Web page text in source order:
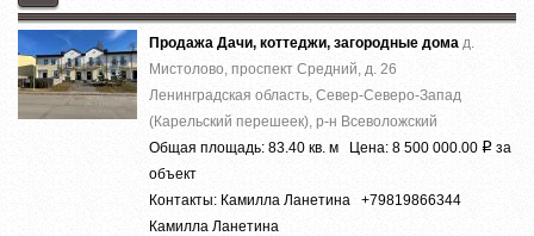
Продажа Дачи, коттеджи, загородные дома д.
Мистолово, проспект Средний, д. 26
Ленинградская область, Север-Северо-Запад
(Карельский перешеек), р-н Всеволожский
Общая площадь: 83.40 кв. м Цена: 8 500 000.00 Р за
объект
Контакты: Камилла Ланетина +79819866344
Камилла Ланетина